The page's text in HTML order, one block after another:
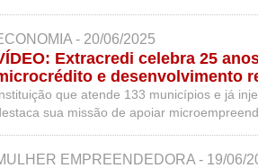
- 20/06/2025
Extracredi celebra 25
e desenvolvimento
que atende 133 municípios e já
sua missão de apoiar
EMPREENDEDORA - 19/06/